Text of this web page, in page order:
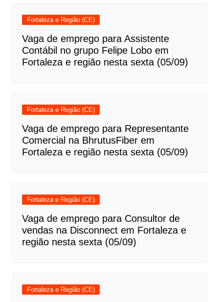
Fortaleza e Região (CE)
Vaga de emprego para Assistente
Contábil no grupo Felipe Lobo em
Fortaleza e região nesta sexta (05/09)
Fortaleza e Região (CE)
Vaga de emprego para Representante
Comercial na BhrutusFiber em
Fortaleza e região nesta sexta (05/09)
Fortaleza e Região (CE)
Vaga de emprego para Consultor de
vendas na Disconnect em Fortaleza e
região nesta sexta (05/09)
Fortaleza e Região (CE)